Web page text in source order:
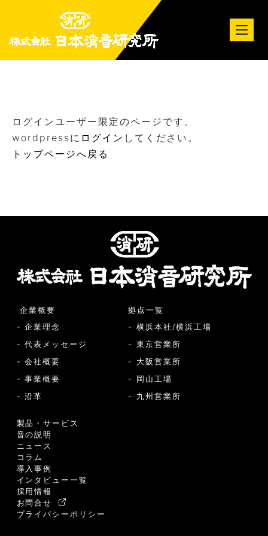
ログインユーザー限定のページです。
wordpressに ログイン してください。
トップページへ戻る
企業概要
- 企業理念
- 代表メッセージ
- 会社概要
- 事業概要
- 沿革
製品・サービス
音の説明
ニュース
コラム
導入事例
インタビュー一覧
採用情報
お問合せ
プライバシーポリシー
拠点一覧
- 横浜本社/横浜工場
- 東京営業所
- 大阪営業所
- 岡山工場
- 九州営業所